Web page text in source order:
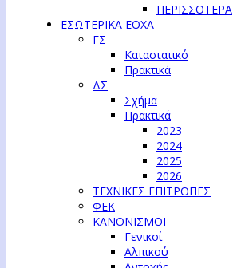
ΠΕΡΙΣΣΟΤΕΡΑ
ΕΣΩΤΕΡΙΚΑ ΕΟΧΑ
ΓΣ
Καταστατικό
Πρακτικά
ΔΣ
Σχήμα
Πρακτικά
2023
2024
2025
2026
ΤΕΧΝΙΚΕΣ ΕΠΙΤΡΟΠΕΣ
ΦΕΚ
ΚΑΝΟΝΙΣΜΟΙ
Γενικοί
Αλπικού